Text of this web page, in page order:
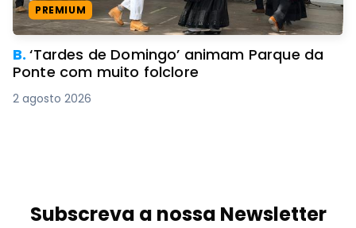
PREMIUM
B.‘Tardes de Domingo’ animam Parque da
Ponte com muito folclore
2 agosto 2026
Subscreva a nossa Newsletter